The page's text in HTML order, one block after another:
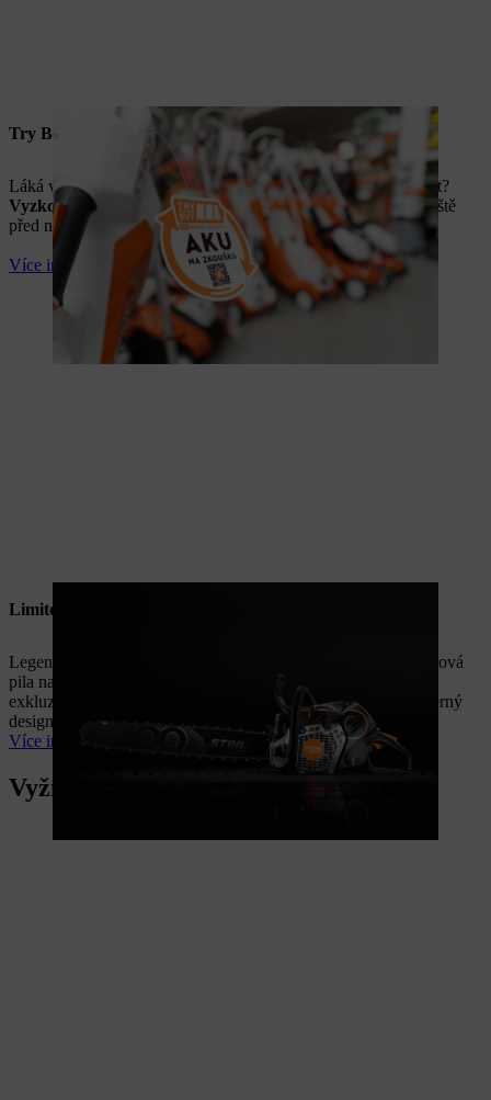
Try Before Buy
Láká vás akumulátorová technika, ale nevíte, který stroj vybrat?
Vyzkoušejte si akumulátorové strojeSTIHL bez závazků ještě
před nákupem a nechte se ohromit jejich vlastnostmi.
Více informací
Limitovaná MS 500¡
Legendární STIHL MS 500i Centennial Edition – první motorová
pila na světě s elektronickým vstřikováním paliva – přichází v
exkluzivní, striktně limitované výroční edici. Nový výrazný černý
design. Stejný bezkonkurenční výkon.
Více informací
Vyžínače & křovinořezy